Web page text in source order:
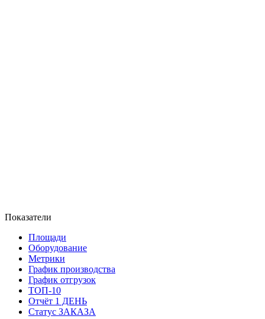
Показатели
Площади
Оборудование
Метрики
График производства
График отгрузок
ТОП-10
Отчёт 1 ДЕНЬ
Статус ЗАКАЗА